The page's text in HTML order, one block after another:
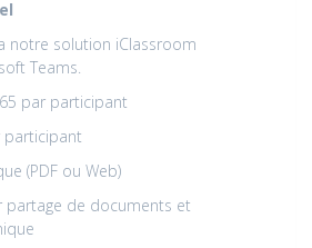
notre solution iClassroom
Teams.
par participant
participant
(PDF ou Web)
partage de documents et